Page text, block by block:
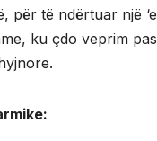
për të ndërtuar një
ku çdo veprim